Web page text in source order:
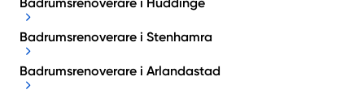
Badrumsrenoverare i Huddinge
Badrumsrenoverare i Stenhamra
Badrumsrenoverare i Arlandastad